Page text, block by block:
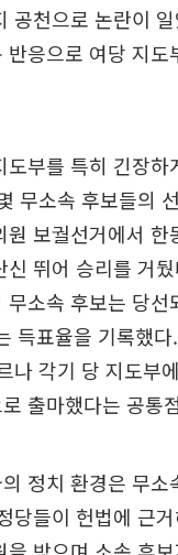
공천으로 논란이
반응으로 여당 지도
도부를 특히 긴장하
무소속 후보들의
원 보궐선거에서 한
신 뛰어 승리를 거
무소속 후보는 당선
득표율을 기록했
나 각기 당 지도부
출마했다는 공통
정치 환경은 무소
당들이 헌법에 근